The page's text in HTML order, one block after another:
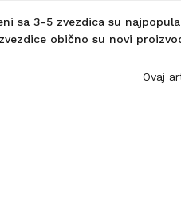
sa 3-5 zvezdica su
obično su novi
Ovaj